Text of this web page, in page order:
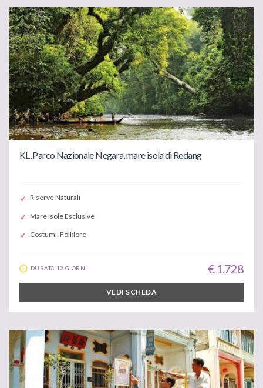
KL, Parco Nazionale Negara, mare isola di Redang
Riserve Naturali
Mare Isole Esclusive
Costumi, Folklore
DURATA 12 GIORNI € 1.728
VEDI SCHEDA